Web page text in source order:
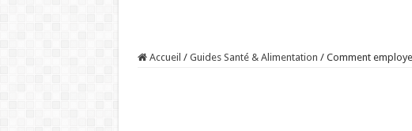
Accueil / Guides Santé & Alimentation / Comment